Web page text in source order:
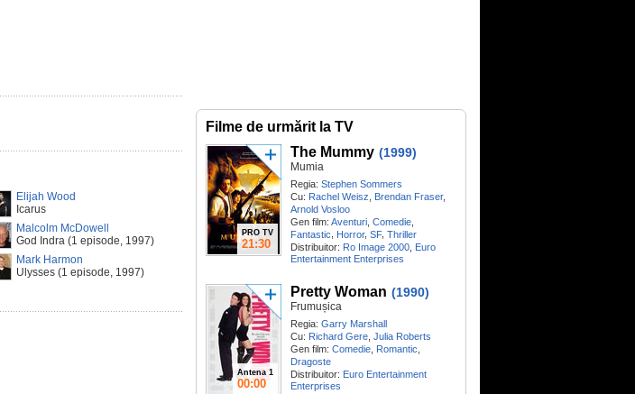
Elijah Wood
Icarus
Malcolm McDowell
God Indra (1 episode, 1997)
Mark Harmon
Ulysses (1 episode, 1997)
Filme de urmărit la TV
PRO TV
21:30
The Mummy (1999)
Mumia
Regia: Stephen Sommers
Cu: Rachel Weisz Brendan Fraser,
Arnold Vosloo
Gen film: Aventuri Comedie
Fantastic, Horror, SF, Thriller
Distribuitor: Ro Image 2000 Euro
Entertainment Enterprises
Antena 1
00:00
Pretty Woman (1990)
Frumușica
Regia: Garry Marshall
Cu: Richard Gere Julia Roberts
Gen film: Comedie Romantic
Dragoste
Distribuitor: Euro Entertainment
Enterprises